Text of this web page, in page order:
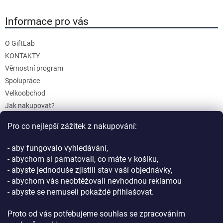
Pro co nejlepší zážitek z nakupování:
- aby fungovalo vyhledávání,
- abychom si pamatovali, co máte v košíku,
- abyste jednoduše zjistili stav vaší objednávky,
- abychom vás neobtěžovali nevhodnou reklamou
- abyste se nemuseli pokaždé přihlašovat.
Proto od vás potřebujeme souhlas se zpracováním
Informace pro vás
O GiftLab
KONTAKTY
Věrnostní program
Spolupráce
Velkoobchod
Jak nakupovat?
Reklamace a Vrácení
Obchodní podmínky
Podmínky ochrany osobních údajů